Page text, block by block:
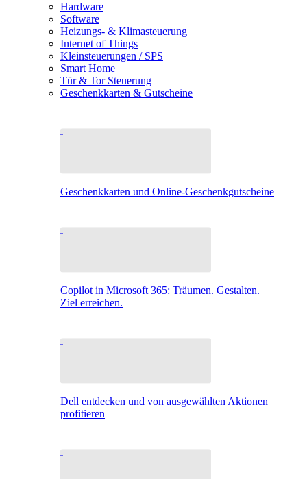
Hardware
Software
Heizungs- & Klimasteuerung
Internet of Things
Kleinsteuerungen / SPS
Smart Home
Tür & Tor Steuerung
Geschenkkarten & Gutscheine
Geschenkkarten und Online-Geschenkgutscheine
Copilot in Microsoft 365: Träumen. Gestalten.
Ziel erreichen.
Dell entdecken und von ausgewählten Aktionen
profitieren